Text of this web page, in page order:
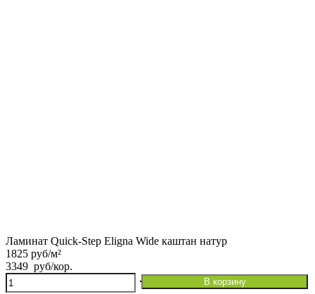
Ламинат Quick-Step Eligna Wide каштан натур
1825 руб/м²
3349 руб/кор.
Количество
товара
В корзину